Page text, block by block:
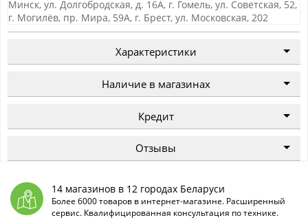
Минск, ул. Долгобродская, д. 16А, г. Гомель, ул. Советская, 52,
г. Могилёв, пр. Мира, 59А, г. Брест, ул. Московская, 202
Характеристики
Наличие в магазинах
Кредит
Отзывы
14 магазинов в 12 городах Беларуси
Более 6000 товаров в интернет-магазине. Расширенный
сервис. Квалифицированная консультация по технике.